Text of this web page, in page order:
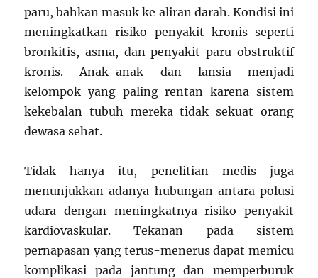
paru, bahkan masuk ke aliran darah. Kondisi ini
meningkatkan risiko penyakit kronis seperti
bronkitis, asma, dan penyakit paru obstruktif
kronis. Anak-anak dan lansia menjadi
kelompok yang paling rentan karena sistem
kekebalan tubuh mereka tidak sekuat orang
dewasa sehat.
Tidak hanya itu, penelitian medis juga
menunjukkan adanya hubungan antara polusi
udara dengan meningkatnya risiko penyakit
kardiovaskular. Tekanan pada sistem
pernapasan yang terus-menerus dapat memicu
komplikasi pada jantung dan memperburuk